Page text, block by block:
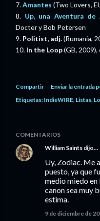
7.Amantes (Two Lovers,
8. Up, una Aventura de
Docter y Bob Petersen
9. Politist, adj.(Rumania,
10. In the Loop(GB,
Compartir
Enviar la entrada
Etiquetas: IndieWIRE Listas
COMENTARIOS
William Saints dijo…
Uy, Zodiac. Me
puesto, ya que
medio miedo en
canon sea muy
estima.
9 de diciembre de